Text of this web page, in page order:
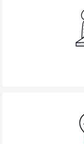
digital
digital
Formazione per